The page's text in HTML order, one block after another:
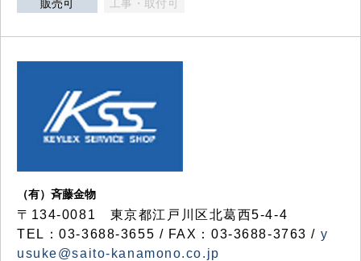
販売可 工事・取付可
（有）斉藤金物
〒134-0081 東京都江戸川区北葛西5-4-4
TEL：03-3688-3655 / FAX：03-3688-3763 / y
usuke@saito-kanamono.co.jp